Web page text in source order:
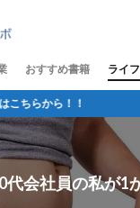
おすすめ書籍 ライ
代会社員の私が1